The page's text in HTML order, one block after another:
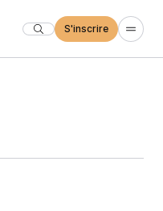
S'inscrire